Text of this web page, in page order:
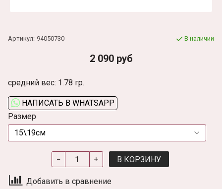
Артикул: 94050730 В наличии
2 090 руб
средний вес: 1.78 гр.
НАПИСАТЬ В WHATSAPP
Размер
В КОРЗИНУ
Добавить в сравнение